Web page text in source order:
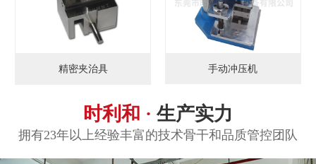
精密夹治具 手动冲压机
时利和 · 生产实力
拥有23年以上经验丰富的技术骨干和品质管控团队